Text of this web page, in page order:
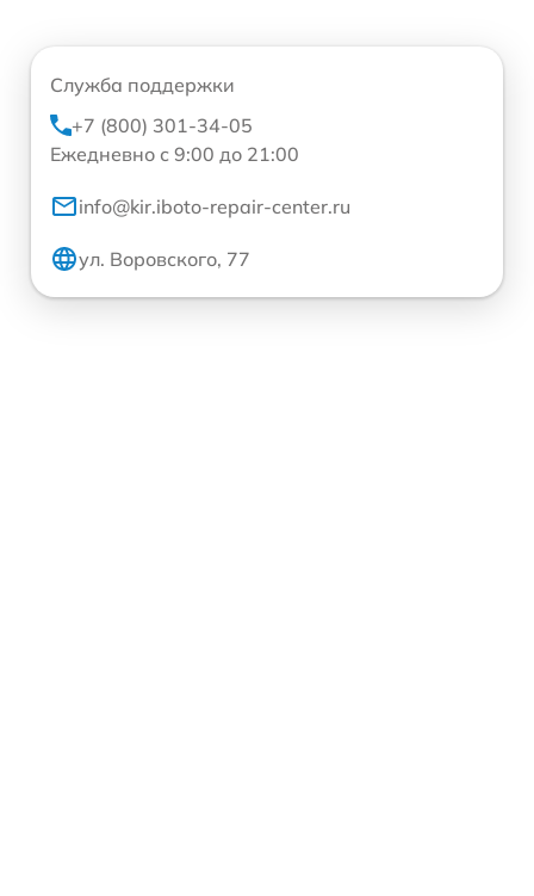
Служба поддержки
+7 (800) 301-34-05
Ежедневно с 9:00 до 21:00
info@kir.iboto-repair-center.ru
ул. Воровского, 77